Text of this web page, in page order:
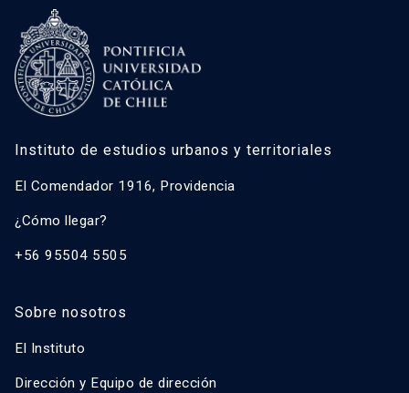
Instituto de estudios urbanos y territoriales
El Comendador 1916, Providencia
¿Cómo llegar?
+56 95504 5505
Sobre nosotros
El Instituto
Dirección y Equipo de dirección